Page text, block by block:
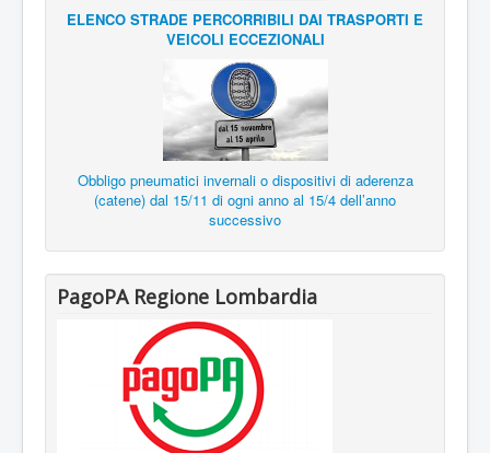
ELENCO STRADE PERCORRIBILI DAI TRASPORTI E
VEICOLI ECCEZIONALI
Obbligo pneumatici invernali o dispositivi di aderenza
(catene) dal 15/11 di ogni anno al 15/4 dell’anno
successivo
PagoPA Regione Lombardia